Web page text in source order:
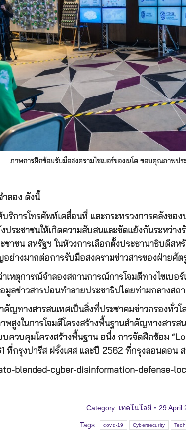
ภาพการฝึกซ้อมรับมือสงครามไซเบอร์ของเนโต ขอบคุณภาพป
ำลอง ดังนี้
บริการโทรศัพท์เคลื่อนที่ และกระทรวงการคลังข
ประชาชนให้เกิดความสับสนและขัดแย้งกันระหว่
าชน สหรัฐฯ ในห้วงการเลือกตั้งประธานาธิบดีส
างมากต่อการรับมือสงครามข่าวสารของฝ่ายศัต
าเหตุการณ์จำลองสถานการณ์การโจมตีทางไซเบ
ลข่าวสารบ่อนทำลายประชาธิปไตยท่ามกลางสถ
ญทางสารสนเทศเป็นสิ่งที่ประชาคมข่าวกรองทั่วโ
งในการโจมตีโครงสร้างพื้นฐานสำคัญทางสารส
ควบคุมโครงสร้างพื้นฐาน อนึ่ง การจัดฝึกซ้อม
ที่กรุงปารีส ฝรั่งเศส และปี 2562 ที่กรุงลอนดอน
blended-cyber-disinformation-defense-
Category: เทคโนโลยี 29 April
Tags: covid-19 Cybersecurity